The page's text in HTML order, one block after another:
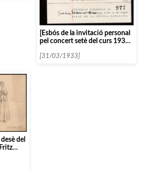
[Esbós de la invitació personal
pel concert setè del curs 1932-
[31/03/1933]
del